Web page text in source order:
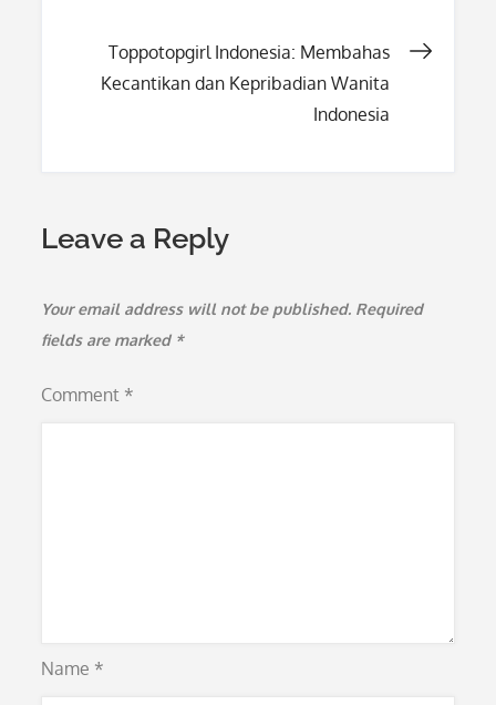
Toppotopgirl Indonesia: Membahas
Kecantikan dan Kepribadian Wanita
Indonesia
Leave a Reply
Your email address will not be published. Required
fields are marked *
Comment *
Name *